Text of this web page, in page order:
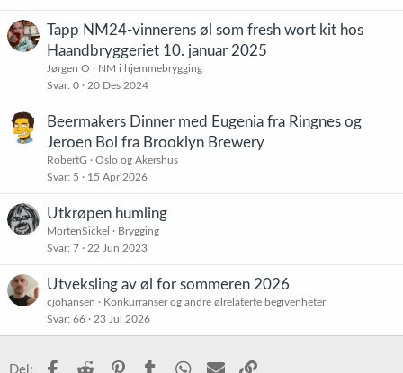
Tapp NM24-vinnerens øl som fresh wort kit hos
Haandbryggeriet 10. januar 2025
Jørgen O
NM i hjemmebrygging
Svar 0 20 Des 2024
Beermakers Dinner med Eugenia fra Ringnes og
Jeroen Bol fra Brooklyn Brewery
RobertG
Oslo og Akershus
Svar 5 15 Apr 2026
Utkrøpen humling
MortenSickel
Brygging
Svar 7 22 Jun 2023
Utveksling av øl for sommeren 2026
cjohansen
Konkurranser og andre ølrelaterte begivenheter
Svar 66 23 Jul 2026
Del: Facebook
Reddit PinterestTumblr WhatsApp
E-post